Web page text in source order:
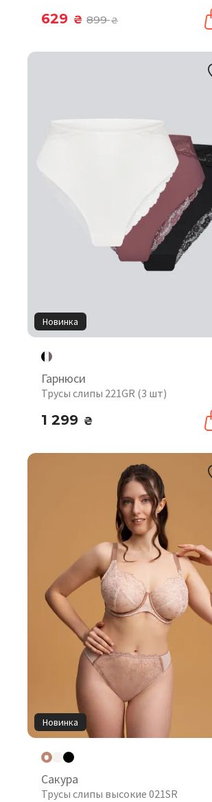
629 ₴ 899₴
Новинка
Гарнюси
Трусы слипы 221GR (3 шт)
1 299 ₴
Новинка
Сакура
Трусы слипы высокие 021SR